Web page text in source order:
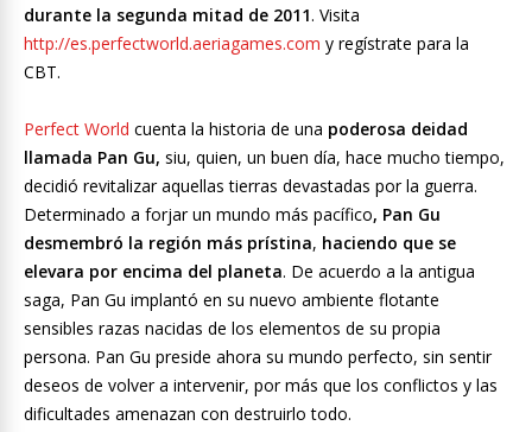
durante la segunda mitad de 2011. Visita
http://es.perfectworld.aeriagames.com y regístrate para la
CBT.
Perfect World cuenta la historia de una poderosa deidad
llamada Pan Gu, siu, quien, un buen día, hace mucho tiempo,
decidió revitalizar aquellas tierras devastadas por la guerra.
Determinado a forjar un mundo más pacífico, Pan Gu
desmembró la región más prístina, haciendo que se
elevara por encima del planeta. De acuerdo a la antigua
saga, Pan Gu implantó en su nuevo ambiente flotante
sensibles razas nacidas de los elementos de su propia
persona. Pan Gu preside ahora su mundo perfecto, sin sentir
deseos de volver a intervenir, por más que los conflictos y las
dificultades amenazan con destruirlo todo.